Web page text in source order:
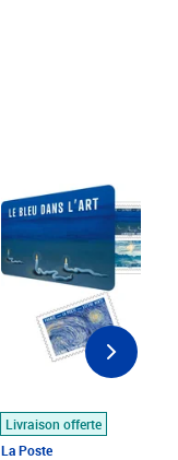
Livraison offerte
La Poste